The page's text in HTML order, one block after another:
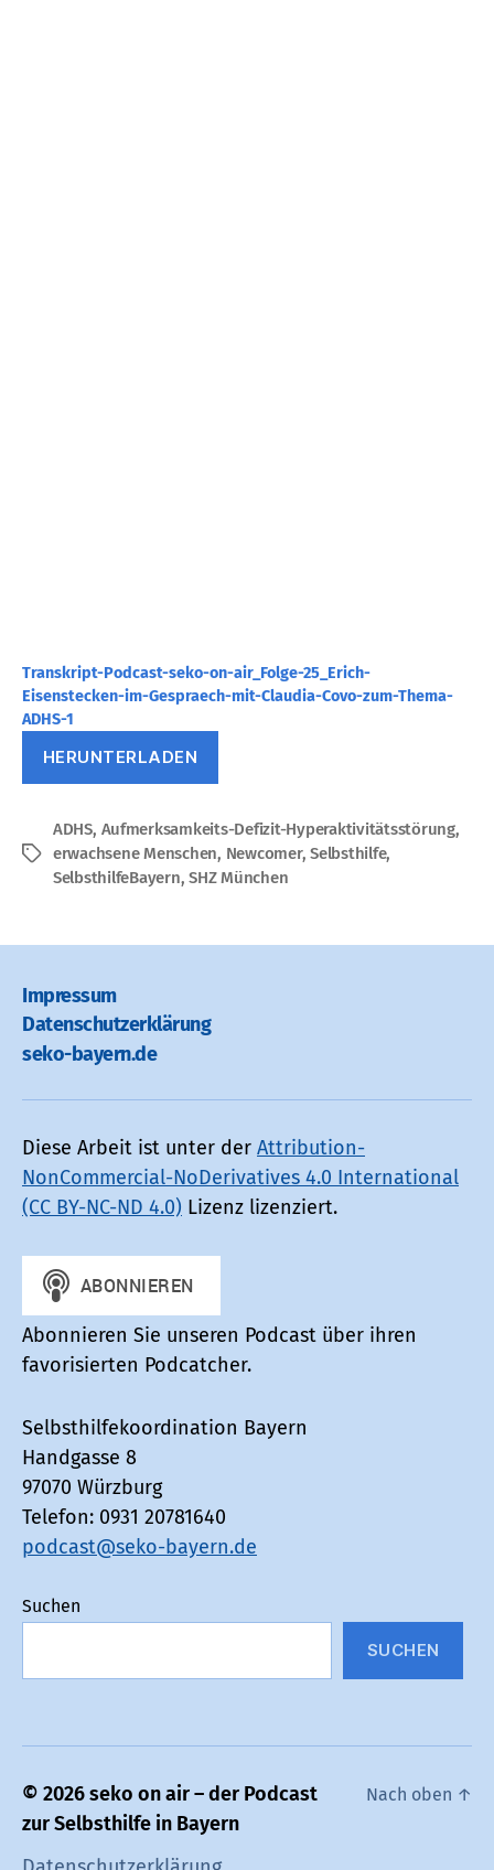
Transkript-Podcast-seko-on-air_Folge-25_Erich-
Eisenstecken-im-Gespraech-mit-Claudia-Covo-zum-Thema-
ADHS-1
HERUNTERLADEN
Schlagwörter
ADHS, Aufmerksamkeits-Defizit-Hyperaktivitätsstörung,
erwachsene Menschen, Newcomer,Selbsthilfe,
SelbsthilfeBayern,SHZ München
Impressum
Datenschutz­erklärung
seko-bayern.de
Diese Arbeit ist unter der Attribution-
NonCommercial-NoDerivatives 4.0 International
(CC BY-NC-ND 4.0) Lizenz lizenziert.
Abonnieren Sie unseren Podcast über ihren
favorisierten Podcatcher.
Selbsthilfekoordination Bayern
Handgasse 8
97070 Würzburg
Telefon: 0931 20781640
podcast@seko-bayern.de
Suchen
SUCHEN
© 2026seko on air – der Podcast
zur Selbsthilfe in Bayern
Nach oben ↑